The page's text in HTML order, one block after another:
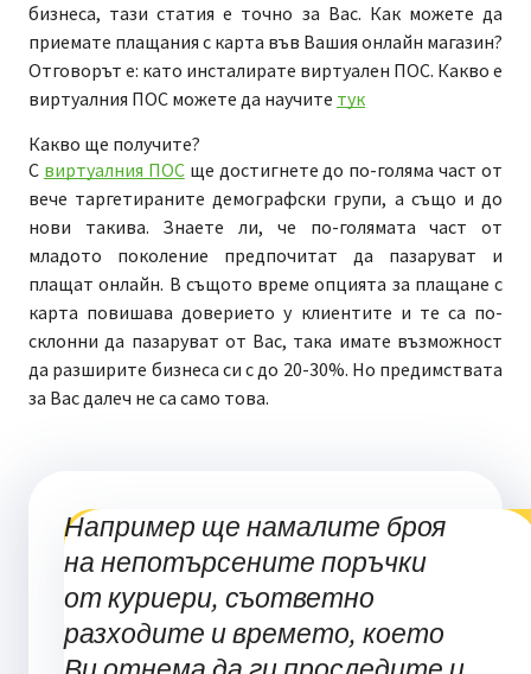
бизнеса, тази статия е точно за Вас. Как можете да
приемате плащания с карта във Вашия онлайн магазин?
Отговорът е: като инсталирате виртуален ПОС. Какво е
виртуалния ПОС можете да научите тук
Какво ще получите?
С виртуалния ПОСще достигнете до по-голяма част от
вече таргетираните демографски групи, а също и до
нови такива. Знаете ли, че по-голямата част от
младото поколение предпочитат да пазаруват и
плащат онлайн. В същото време опцията за плащане с
карта повишава доверието у клиентите и те са по-
склонни да пазаруват от Вас, така имате възможност
да разширите бизнеса си с до 20-30%. Но предимствата
за Вас далеч не са само това.
Например ще намалите броя
на непотърсените поръчки
от куриери, съответно
разходите и времето, което